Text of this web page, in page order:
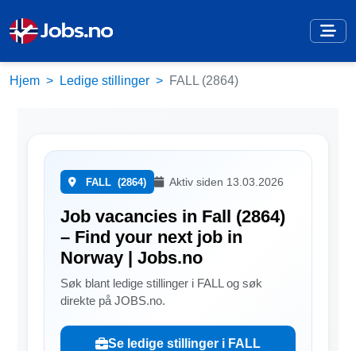
Hjem Ledige stillinger FALL (2864)
FALL (2864) Aktiv siden 13.03.2026
Job vacancies in Fall (2864)
– Find your next job in
Norway | Jobs.no
Søk blant ledige stillinger i FALL og søk
direkte på JOBS.no.
Se ledige stillinger i FALL